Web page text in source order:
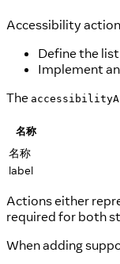
Accessibility
Define the
Implement an
The
名称
名称
label
Actions either
required for both
When adding